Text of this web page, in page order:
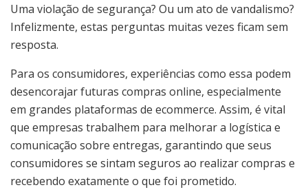
Uma violação de segurança? Ou um ato de vandalismo?
Infelizmente, estas perguntas muitas vezes ficam sem
resposta.
Para os consumidores, experiências como essa podem
desencorajar futuras compras online, especialmente
em grandes plataformas de ecommerce. Assim, é vital
que empresas trabalhem para melhorar a logística e
comunicação sobre entregas, garantindo que seus
consumidores se sintam seguros ao realizar compras e
recebendo exatamente o que foi prometido.